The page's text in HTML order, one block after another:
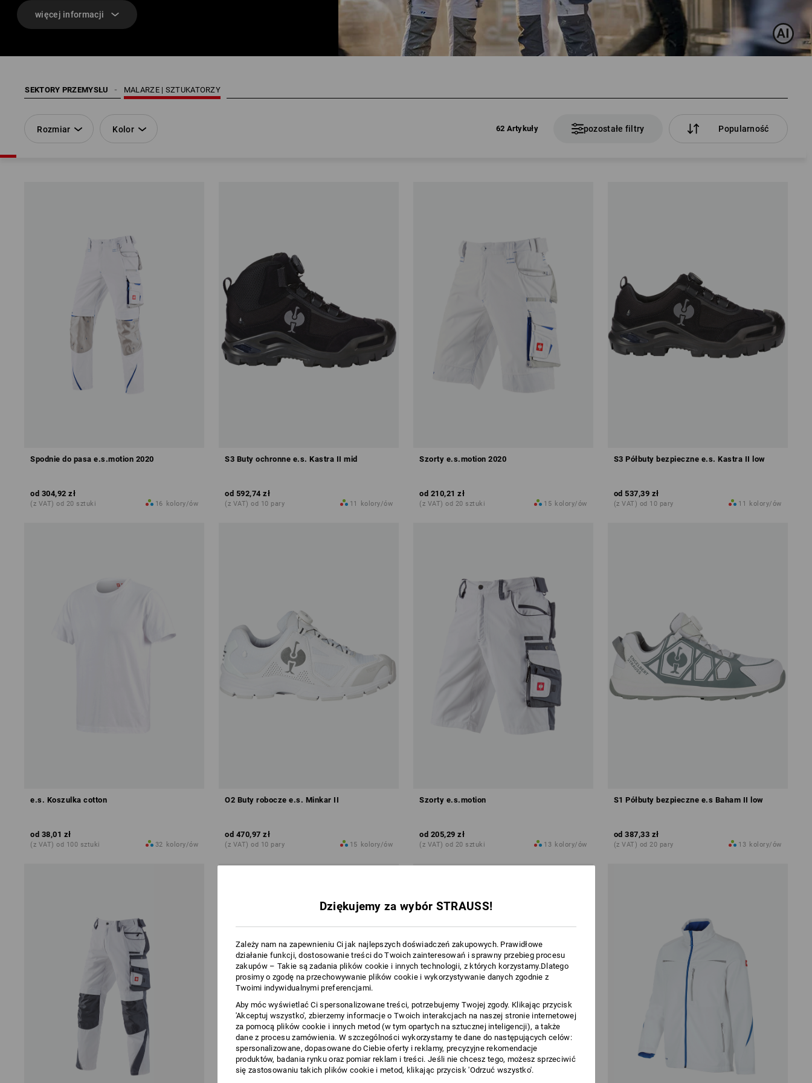
więcej informacji
SEKTORY PRZEMYSŁU MALARZE | SZTUKATORZY
Rozmiar Kolor 62 Artykuły pozostałe filtry Popularność
Spodnie do pasa e.s.motion 2020
od 304,92 zł
(z VAT) od 20 sztuki 16 kolory/ów
S3 Buty ochronne e.s. Kastra II mid
od 592,74 zł
(z VAT) od 10 pary 11 kolory/ów
Szorty e.s.motion 2020
od 210,21 zł
(z VAT) od 20 sztuki 15 kolory/ów
S3 Półbuty bezpieczne e.s. Kastra II low
od 537,39 zł
(z VAT) od 10 pary 11 kolory/ów
e.s. Koszulka cotton
od 38,01 zł
(z VAT) od 100 sztuki 32 kolory/ów
O2 Buty robocze e.s. Minkar II
od 470,97 zł
(z VAT) od 10 pary 15 kolory/ów
Szorty e.s.motion
od 205,29 zł
(z VAT) od 20 sztuki 13 kolory/ów
S1 Półbuty bezpieczne e.s Baham II low
od 387,33 zł
(z VAT) od 20 pary 13 kolory/ów
Dziękujemy za wybór STRAUSS!
Zależy nam na zapewnieniu Ci jak najlepszych doświadczeń zakupowych. Prawidłowe
działanie funkcji, dostosowanie treści do Twoich zainteresowań i sprawny przebieg procesu
zakupów – Takie są zadania plików cookie i innych technologii, z których korzystamy.Dlatego
prosimy o zgodę na przechowywanie plików cookie i wykorzystywanie danych zgodnie z
Twoimi indywidualnymi preferencjami.
Aby móc wyświetlać Ci spersonalizowane treści, potrzebujemy Twojej zgody. Klikając przycisk
'Akceptuj wszystko', zbierzemy informacje o Twoich interakcjach na naszej stronie internetowej
za pomocą plików cookie i innych metod (w tym opartych na sztucznej inteligencji), a także
dane z procesu zamówienia. W szczególności wykorzystamy te dane do następujących celów:
spersonalizowane, dopasowane do Ciebie oferty i reklamy, precyzyjne rekomendacje
produktów, badania rynku oraz pomiar reklam i treści. Jeśli nie chcesz tego, możesz sprzeciwić
się zastosowaniu takich plików cookie i metod, klikając przycisk 'Odrzuć wszystko'.